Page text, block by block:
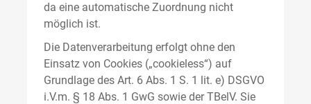
da eine automatische Zuordnung nicht
möglich ist.
Die Datenverarbeitung erfolgt ohne den
Einsatz von Cookies („cookieless“) auf
Grundlage des Art. 6 Abs. 1 S. 1 lit. e) DSGVO
i.V.m. § 18 Abs. 1 GwG sowie der TBelV. Sie